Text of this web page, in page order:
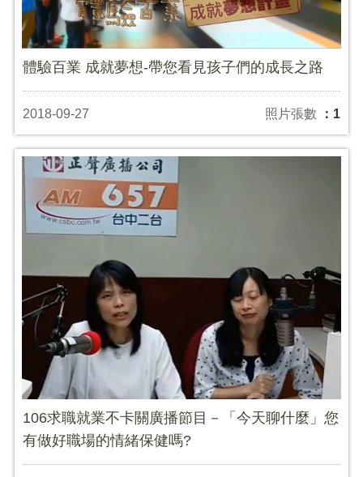
體驗百業 成就夢想-帶您看見孩子們的成長之路
2018-09-27 照片張數 ：1
106求職就業不卡關廣播節目－「今天聊什麼」您
有做好職場的情緒保健嗎?